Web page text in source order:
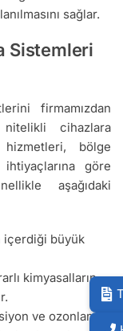
sağlar.
Sistemleri
firmamızdan
cihazlara
hizmetleri, bölge
göre
aşağıdaki
içerdiği büyük
kimyasalların
ve ozonlama